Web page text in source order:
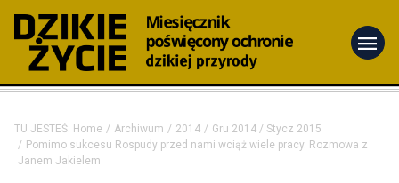
menu
TU JESTEŚ: Home Archiwum 2014
Gru 2014 / Stycz 2015
Pomimo sukcesu Rospudy przed nami wciąż wiele pracy. Rozmowa z
Janem Jakielem